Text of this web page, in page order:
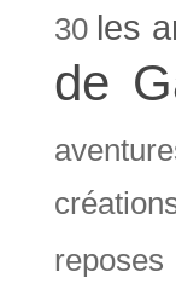
30 les
de
reposes